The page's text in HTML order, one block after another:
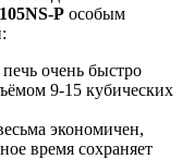
P особым
очень быстро
9-15 кубических
экономичен,
время сохраняет